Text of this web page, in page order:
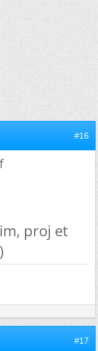
#16
proj et
#17